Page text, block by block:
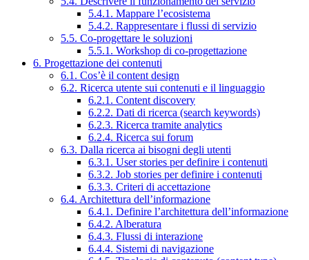
5.4.1. Mappare l’ecosistema
5.4.2. Rappresentare i flussi di servizio
5.5. Co-progettare le soluzioni
5.5.1. Workshop di co-progettazione
6. Progettazione dei contenuti
6.1. Cos’è il content design
6.2. Ricerca utente sui contenuti e il linguaggio
6.2.1. Content discovery
6.2.2. Dati di ricerca (search keywords)
6.2.3. Ricerca tramite analytics
6.2.4. Ricerca sui forum
6.3. Dalla ricerca ai bisogni degli utenti
6.3.1. User stories per definire i contenuti
6.3.2. Job stories per definire i contenuti
6.3.3. Criteri di accettazione
6.4. Architettura dell’informazione
6.4.1. Definire l’architettura dell’informazione
6.4.2. Alberatura
6.4.3. Flussi di interazione
6.4.4. Sistemi di navigazione